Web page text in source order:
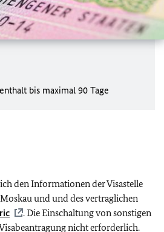
bis maximal 90 Tage
den Informationen der Visastelle
und und des vertraglichen
. Die Einschaltung von sonstigen
nicht erforderlich.